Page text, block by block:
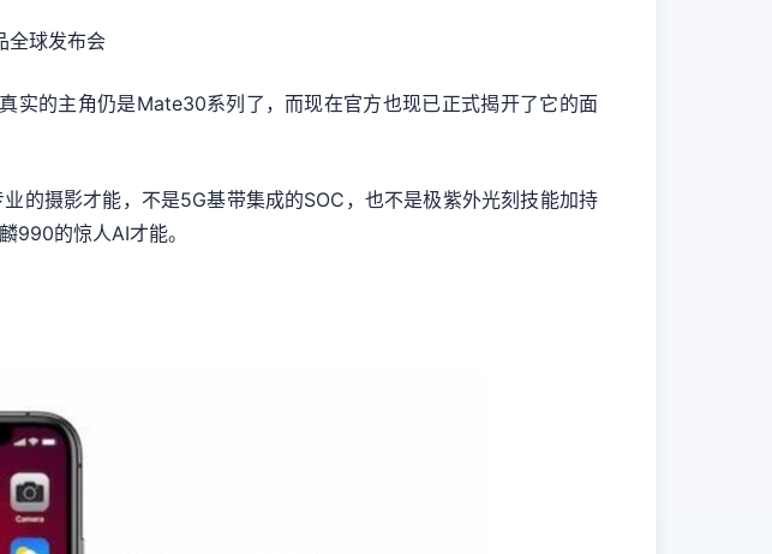
全球发布会
实的主角仍是Mate30系列了，而现在官方也现已正式揭开了它的面
的摄影才能，不是5G基带集成的SOC，也不是极紫外光刻技能加持
990的惊人AI才能。